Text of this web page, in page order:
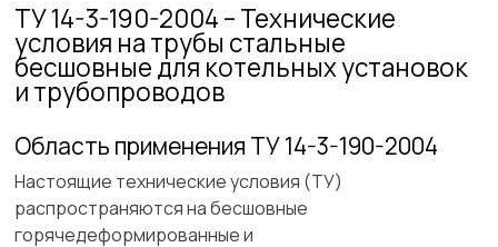
ТУ 14-3-190-2004 – Технические
условия на трубы стальные
бесшовные для котельных установок
и трубопроводов
Область применения ТУ 14-3-190-2004
Настоящие технические условия (ТУ)
распространяются на бесшовные
горячедеформированные и